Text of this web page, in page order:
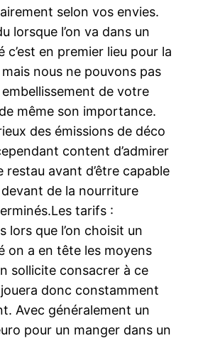
selon vos envies.
lorsque l’on va dans un
c’est en premier lieu pour la
nous ne pouvons pas
embellissement de votre
même son importance.
des émissions de déco
content d’admirer
restau avant d’être capable
devant de la nourriture
tarifs :
lors que l’on choisit un
on a en tête les moyens
sollicite consacrer à ce
jouera donc constamment
Avec généralement un
pour un manger dans un